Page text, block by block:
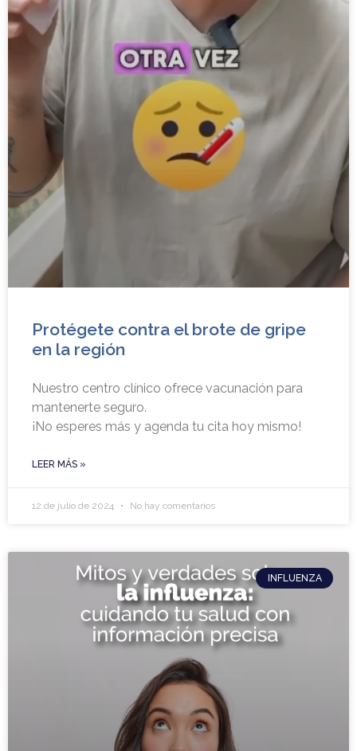
Protégete contra el brote de gripe
en la región
Nuestro centro clínico ofrece vacunación para
mantenerte seguro.
¡No esperes más y agenda tu cita hoy mismo!
LEER MÁS »
12 de julio de 2024 No hay comentarios
INFLUENZA